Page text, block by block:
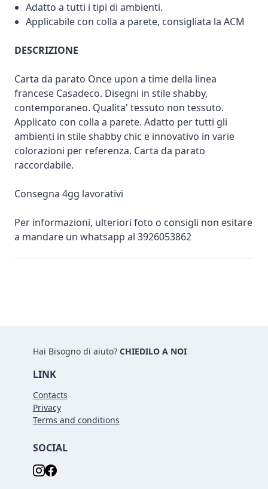
Adatto a tutti i tipi di ambienti.
Applicabile con colla a parete, consigliata la ACM
DESCRIZIONE
Carta da parato Once upon a time della linea
francese Casadeco. Disegni in stile shabby,
contemporaneo. Qualita' tessuto non tessuto.
Applicato con colla a parete. Adatto per tutti gli
ambienti in stile shabby chic e innovativo in varie
colorazioni per referenza. Carta da parato
raccordabile.
Consegna 4gg lavorativi
Per informazioni, ulteriori foto o consigli non esitare
a mandare un whatsapp al 3926053862
Hai Bisogno di aiuto? CHIEDILO A NOI
LINK
Contacts
Privacy
Terms and conditions
SOCIAL